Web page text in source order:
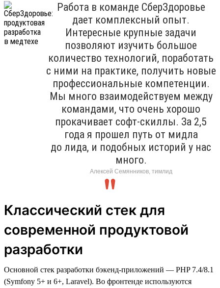
Работа в команде СберЗдоровье
дает комплексный опыт.
Интересные крупные задачи
позволяют изучить большое
количество технологий, поработать
с ними на практике, получить новые
профессиональные компетенции.
Мы много взаимодействуем между
командами, что очень хорошо
прокачивает софт-скиллы. За 2,5
года я прошел путь от мидла
до лида, и подобных историй у нас
много.
Алексей Семянников, тимлид
Классический стек для
современной продуктовой
разработки
Основной стек разработки бэкенд-приложений — PHP 7.4/8.1
(Symfony 5+ и 6+, Laravel). Во фронтенде используются